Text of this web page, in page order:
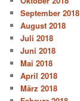
September 2018
August 2018
Juli 2018
Juni 2018
Mai 2018
April 2018
März 2018